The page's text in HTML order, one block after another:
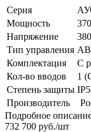
Серия
Мощность
Напряжение
Тип управления
Комплектация
С
Кол-во вводов
1
Степень защиты
Производитель
Подробное
732 700 руб./шт